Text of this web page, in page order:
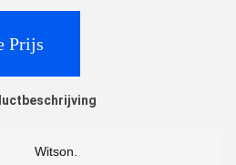
Prijs
Witson.